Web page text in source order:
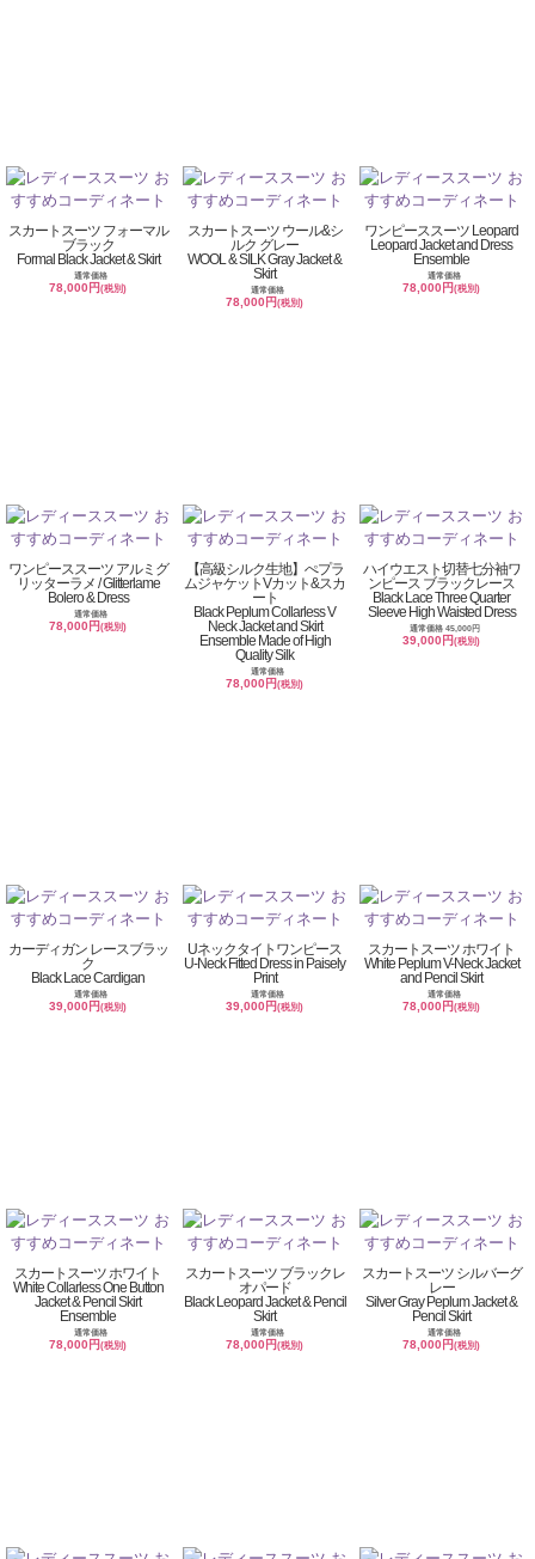
スカートスーツ フォーマル
ブラック
Formal Black Jacket & Skirt
通常価格
78,000円(税別)
スカートスーツ ウール&シ
ルク グレー
WOOL & SILK Gray Jacket &
Skirt
通常価格
78,000円(税別)
ワンピーススーツ Leopard
Leopard Jacket and Dress
Ensemble
通常価格
78,000円(税別)
ワンピーススーツ アルミグ
リッターラメ / Glitterlame
Bolero & Dress
通常価格
78,000円(税別)
【高級シルク生地】ぺプラ
ムジャケットVカット&スカ
ート
Black Peplum Collarless V
Neck Jacket and Skirt
Ensemble Made of High
Quality Silk
通常価格
78,000円(税別)
ハイウエスト切替七分袖ワ
ンピース ブラックレース
Black Lace Three Quarter
Sleeve High Waisted Dress
通常価格 45,000円
39,000円(税別)
カーディガン レースブラッ
ク
Black Lace Cardigan
通常価格
39,000円(税別)
Uネックタイトワンピース
U-Neck Fitted Dress in Paisely
Print
通常価格
39,000円(税別)
スカートスーツ ホワイト
White Peplum V-Neck Jacket
and Pencil Skirt
通常価格
78,000円(税別)
スカートスーツ ホワイト
White Collarless One Button
Jacket & Pencil Skirt
Ensemble
通常価格
78,000円(税別)
スカートスーツ ブラックレ
オパード
Black Leopard Jacket & Pencil
Skirt
通常価格
78,000円(税別)
スカートスーツ シルバーグ
レー
Silver Gray Peplum Jacket &
Pencil Skirt
通常価格
78,000円(税別)